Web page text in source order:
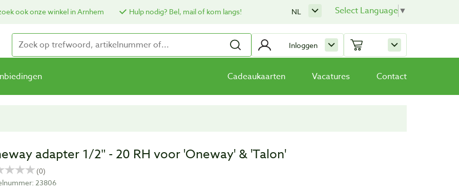
ook onze winkel in Arnhem Hulp nodig? Bel, mail of kom langs! Select Language▼
NL
Inloggen
Cadeaukaarten Vacatures Contact
adapter 1/2″ - 20 RH voor 'Oneway' & 'Talon'
23806